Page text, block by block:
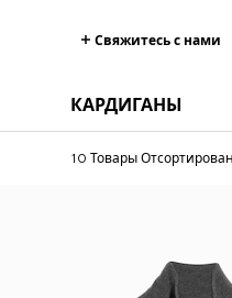
Свяжитесь с нами
КАРДИГАНЫ
10 Товары